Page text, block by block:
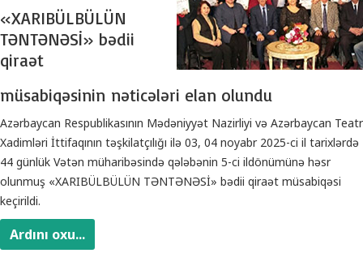
«XARIBÜLBÜLÜN
TƏNTƏNƏSİ» bədii
qiraət
müsabiqəsinin nəticələri elan olundu
Azərbaycan Respublikasının Mədəniyyət Nazirliyi və Azərbaycan Teatr
Xadimləri İttifaqının təşkilatçılığı ilə 03, 04 noyabr 2025-ci il tarixlərdə
44 günlük Vətən müharibəsində qələbənin 5-ci ildönümünə həsr
olunmuş «XARIBÜLBÜLÜN TƏNTƏNƏSİ» bədii qiraət müsabiqəsi
keçirildi.
Ardını oxu...